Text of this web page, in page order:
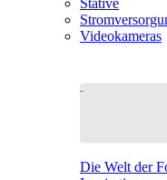
Stative
Videokameras
Die Welt der